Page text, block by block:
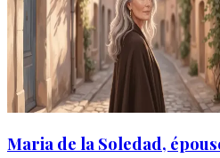
Maria de la Soledad,